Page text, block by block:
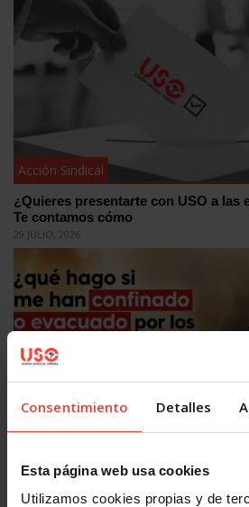
Consentimiento Detalles
Esta página web usa cookies
Utilizamos cookies propias y de
Acción Sindical
¿Quieres presentarte con USO a las
Te contamos cómo
29 JULIO, 2026
Acción Sindical
incendios forestales
27 JULIO, 2026